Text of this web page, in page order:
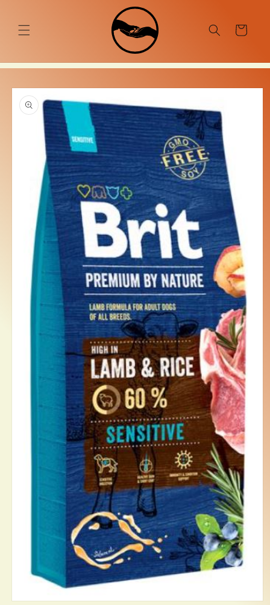
Kosár
Kihagyás, és
ugrás a
termékadatokra